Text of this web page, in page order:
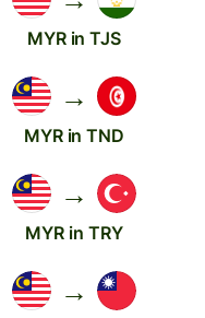
MYR in TJS
→
MYR in TND
→
MYR in TRY
→